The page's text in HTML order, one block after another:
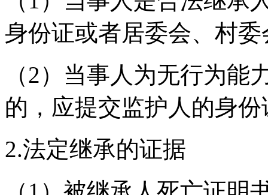
身份证或者居委会、村
（2）当事人为无行为
的，应提交监护人的身
2.法定继承的证据